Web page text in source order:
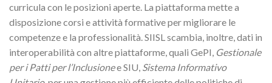
curricula con le posizioni aperte. La piattaforma mette a
disposizione corsi e attività formative per migliorare le
competenze e la professionalità. SIISL scambia, inoltre, dati in
interoperabilità con altre piattaforme, quali GePI, Gestionale
per i Patti per l’Inclusionee SIU, Sistema Informativo